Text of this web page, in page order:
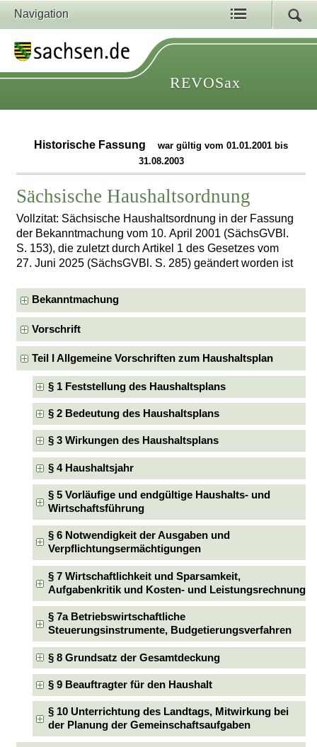
Navigation
REVOSax
Historische Fassung
war gültig vom 01.01.2001 bis
31.08.2003
Sächsische Haushaltsordnung
Vollzitat: Sächsische Haushaltsordnung in der Fassung
der Bekanntmachung vom 10. April 2001 (SächsGVBl.
S. 153), die zuletzt durch Artikel 1 des Gesetzes vom
27. Juni 2025 (SächsGVBl. S. 285) geändert worden ist
Bekanntmachung
Vorschrift
Teil I Allgemeine Vorschriften zum Haushaltsplan
§ 1 Feststellung des Haushaltsplans
§ 2 Bedeutung des Haushaltsplans
§ 3 Wirkungen des Haushaltsplans
§ 4 Haushaltsjahr
§ 5 Vorläufige und endgültige Haushalts- und
Wirtschaftsführung
§ 6 Notwendigkeit der Ausgaben und
Verpflichtungsermächtigungen
§ 7 Wirtschaftlichkeit und Sparsamkeit,
Aufgabenkritik und Kosten- und Leistungsrechnung
§ 7a Betriebswirtschaftliche
Steuerungsinstrumente, Budgetierungsverfahren
§ 8 Grundsatz der Gesamtdeckung
§ 9 Beauftragter für den Haushalt
§ 10 Unterrichtung des Landtags, Mitwirkung bei
der Planung der Gemeinschaftsaufgaben